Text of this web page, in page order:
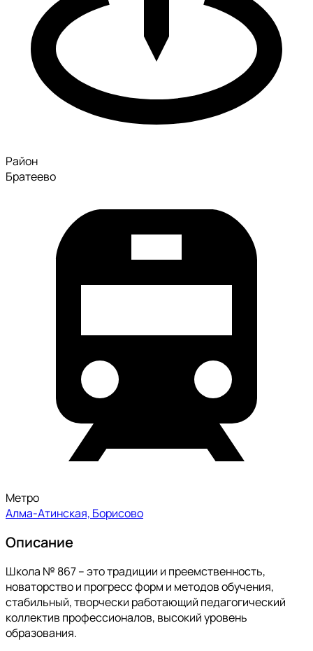
Район
Братеево
Метро
Алма-Атинская, Борисово
Описание
Школа № 867 – это традиции и преемственность,
новаторство и прогресс форм и методов обучения,
стабильный, творчески работающий педагогический
коллектив профессионалов, высокий уровень
образования.